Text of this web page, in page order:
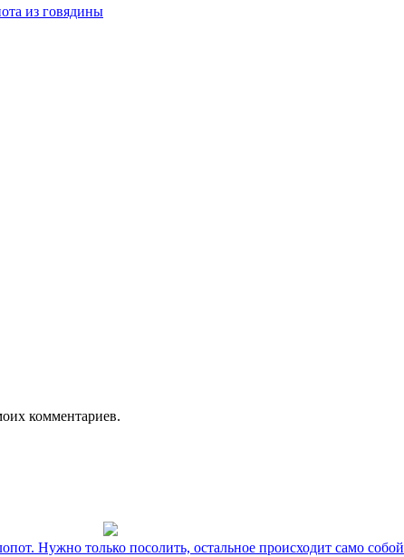
из говядины
комментариев.
Нужно только посолить, остальное происходит само собой